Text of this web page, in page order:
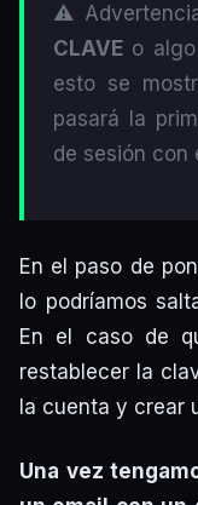
⚠️
CLAVE o
esto se
pasará la
de sesión con
En el paso de
lo podríamos
En el caso de
restablecer la
la cuenta y crear
Una vez